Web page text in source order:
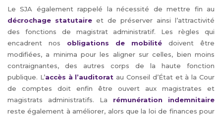
Le SJA également rappelé la nécessité de mettre fin au
décrochage statutaire et de préserver ainsi l’attractivité
des fonctions de magistrat administratif. Les règles qui
encadrent nos obligations de mobilité doivent être
modifiées, a minima pour les aligner sur celles, bien moins
contraignantes, des autres corps de la haute fonction
publique. L’accès à l’auditorat au Conseil d’État et à la Cour
de comptes doit enfin être ouvert aux magistrates et
magistrats administratifs. La rémunération indemnitaire
reste également à améliorer, alors que la loi de finances pour